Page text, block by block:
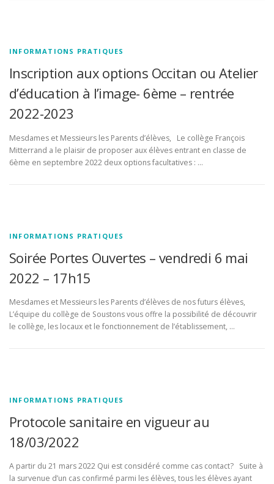
INFORMATIONS PRATIQUES
Inscription aux options Occitan ou Atelier
d’éducation à l’image- 6ème – rentrée
2022-2023
Mesdames et Messieurs les Parents d’élèves, Le collège François
Mitterrand a le plaisir de proposer aux élèves entrant en classe de
6ème en septembre 2022 deux options facultatives : …
INFORMATIONS PRATIQUES
Soirée Portes Ouvertes – vendredi 6 mai
2022 – 17h15
Mesdames et Messieurs les Parents d’élèves de nos futurs élèves,
L’équipe du collège de Soustons vous offre la possibilité de découvrir
le collège, les locaux et le fonctionnement de l’établissement, …
INFORMATIONS PRATIQUES
Protocole sanitaire en vigueur au
18/03/2022
A partir du 21 mars 2022 Qui est considéré comme cas contact? Suite à
la survenue d’un cas confirmé parmi les élèves, tous les élèves ayant